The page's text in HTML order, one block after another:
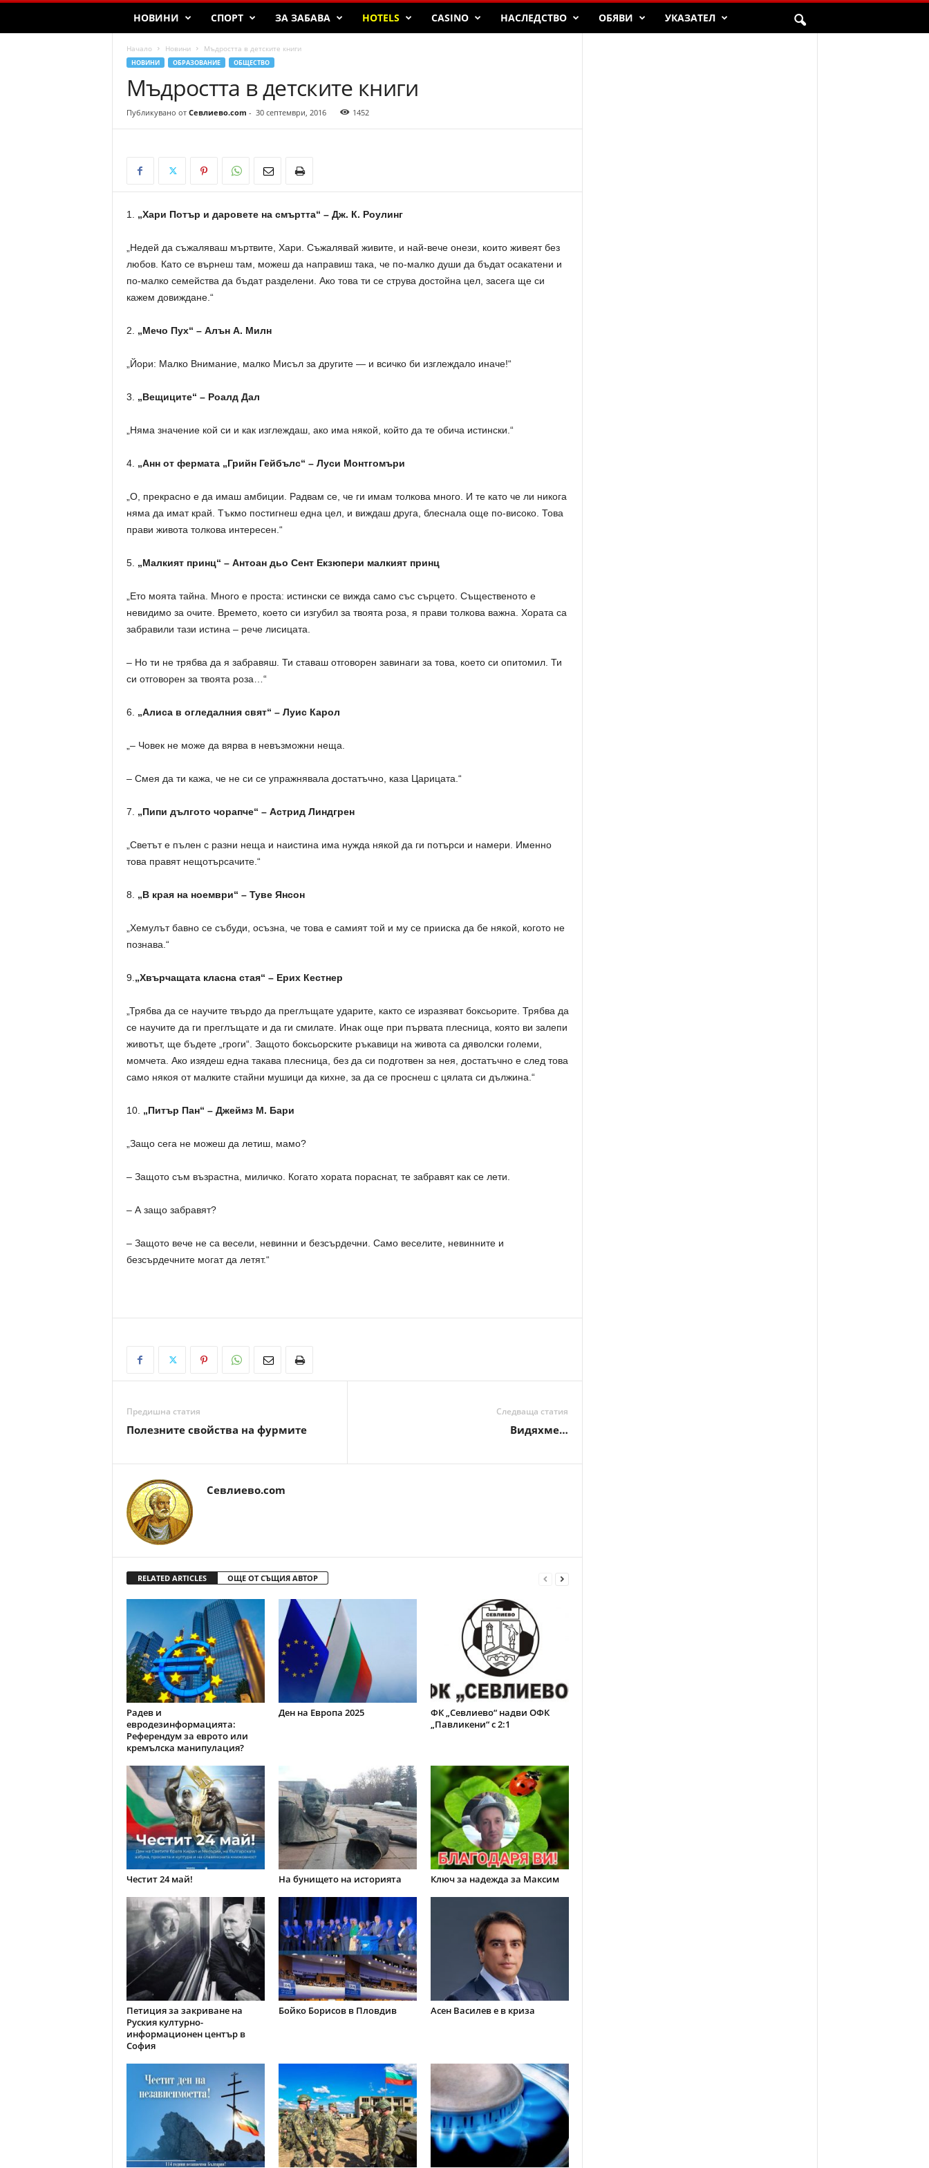
НОВИНИ СПОРТ ЗА ЗАБАВА HOTELS CASINO НАСЛЕДСТВО ОБЯВИ УКАЗАТЕЛ
Начало Новини Мъдростта в детските книги
НОВИНИ ОБРАЗОВАНИЕ ОБЩЕСТВО
Мъдростта в детските книги
Публикувано от Севлиево.com - 30 септември, 2016 1452
1. „Хари Потър и даровете на смъртта“ – Дж. К. Роулинг
„Недей да съжаляваш мъртвите, Хари. Съжалявай живите, и най-вече онези, които живеят без
любов. Като се върнеш там, можеш да направиш така, че по-малко души да бъдат осакатени и
по-малко семейства да бъдат разделени. Ако това ти се струва достойна цел, засега ще си
кажем довиждане.“
2. „Мечо Пух“ – Алън А. Милн
„Йори: Малко Внимание, малко Мисъл за другите — и всичко би изглеждало иначе!“
3. „Вещиците“ – Роалд Дал
„Няма значение кой си и как изглеждаш, ако има някой, който да те обича истински.“
4. „Анн от фермата „Грийн Гейбълс“ – Луси Монтгомъри
„О, прекрасно е да имаш амбиции. Радвам се, че ги имам толкова много. И те като че ли никога
няма да имат край. Тъкмо постигнеш една цел, и виждаш друга, блеснала още по-високо. Това
прави живота толкова интересен.“
5. „Малкият принц“ – Антоан дьо Сент Екзюпери малкият принц
„Ето моята тайна. Много е проста: истински се вижда само със сърцето. Същественото е
невидимо за очите. Времето, което си изгубил за твоята роза, я прави толкова важна. Хората са
забравили тази истина – рече лисицата.
– Но ти не трябва да я забравяш. Ти ставаш отговорен завинаги за това, което си опитомил. Ти
си отговорен за твоята роза…“
6. „Алиса в огледалния свят“ – Луис Карол
„– Човек не може да вярва в невъзможни неща.
– Смея да ти кажа, че не си се упражнявала достатъчно, каза Царицата.“
7. „Пипи дългото чорапче“ – Астрид Линдгрен
„Светът е пълен с разни неща и наистина има нужда някой да ги потърси и намери. Именно
това правят нещотърсачите.“
8. „В края на ноември“ – Туве Янсон
„Хемулът бавно се събуди, осъзна, че това е самият той и му се прииска да бе някой, когото не
познава.“
9. „Хвърчащата класна стая“ – Ерих Кестнер
„Трябва да се научите твърдо да преглъщате ударите, както се изразяват боксьорите. Трябва да
се научите да ги преглъщате и да ги смилате. Инак още при първата плесница, която ви залепи
животът, ще бъдете „гроги“. Защото боксьорските ръкавици на живота са дяволски големи,
момчета. Ако изядеш една такава плесница, без да си подготвен за нея, достатъчно е след това
само някоя от малките стайни мушици да кихне, за да се проснеш с цялата си дължина.“
10. „Питър Пан“ – Джеймз М. Бари
„Защо сега не можеш да летиш, мамо?
– Защото съм възрастна, миличко. Когато хората пораснат, те забравят как се лети.
– А защо забравят?
– Защото вече не са весели, невинни и безсърдечни. Само веселите, невинните и
безсърдечните могат да летят.“
Предишна статия
Полезните свойства на фурмите
Следваща статия
Видяхме…
Севлиево.com
RELATED ARTICLES ОЩЕ ОТ СЪЩИЯ АВТОР
Радев и
евродезинформацията:
Референдум за еврото или
кремълска манипулация?
Ден на Европа 2025
ФК „Севлиево“ надви ОФК
„Павликени“ с 2:1
Честит 24 май! На бунището на историята Ключ за надежда за Максим
Петиция за закриване на
Руския културно-
информационен център в
София
Бойко Борисов в Пловдив Асен Василев е в криза